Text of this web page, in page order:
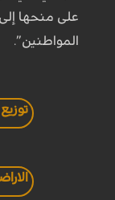
على منحها
المواطنين”.